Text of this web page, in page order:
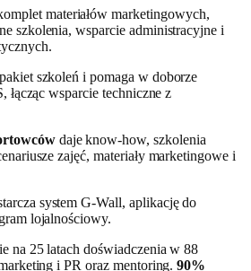
materiałów marketingowych,
szkolenia, wsparcie administracyjne i
szkoleń i pomaga w doborze
wsparcie techniczne z
daje know‑how, szkolenia
zajęć, materiały marketingowe i
system G‑Wall, aplikację do
lojalnościowy.
na 25 latach doświadczenia w 88
i PR oraz mentoring.90%